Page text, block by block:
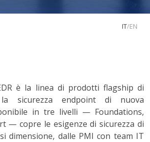
IT/EN
è la linea di prodotti flagship di
sicurezza endpoint di nuova
in tre livelli — Foundations,
— copre le esigenze di sicurezza di
dimensione, dalle PMI con team IT